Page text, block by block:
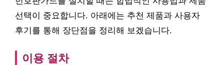
선택이 중요합니다. 아래에는 추천 제품과 사용자
후기를 통해 장단점을 정리해 보겠습니다.
이용 절차